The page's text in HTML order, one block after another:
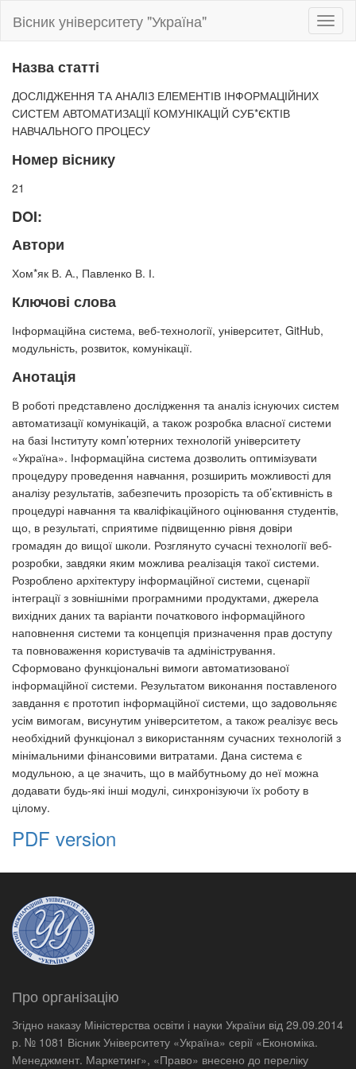
Вісник університету "Україна"
Назва статті
ДОСЛІДЖЕННЯ ТА АНАЛІЗ ЕЛЕМЕНТІВ ІНФОРМАЦІЙНИХ
СИСТЕМ АВТОМАТИЗАЦІЇ КОМУНІКАЦІЙ СУБ*ЄКТІВ
НАВЧАЛЬНОГО ПРОЦЕСУ
Номер віснику
21
DOI:
Автори
Хом*як В. А., Павленко В. І.
Ключові слова
Інформаційна система, веб-технології, університет, GitHub,
модульність, розвиток, комунікації.
Анотація
В роботі представлено дослідження та аналіз існуючих систем
автоматизації комунікацій, а також розробка власної системи
на базі Інституту комп’ютерних технологій університету
«Україна». Інформаційна система дозволить оптимізувати
процедуру проведення навчання, розширить можливості для
аналізу результатів, забезпечить прозорість та об’єктивність в
процедурі навчання та кваліфікаційного оцінювання студентів,
що, в результаті, сприятиме підвищенню рівня довіри
громадян до вищої школи. Розглянуто сучасні технології веб-
розробки, завдяки яким можлива реалізація такої системи.
Розроблено архітектуру інформаційної системи, сценарії
інтеграції з зовнішніми програмними продуктами, джерела
вихідних даних та варіанти початкового інформаційного
наповнення системи та концепція призначення прав доступу
та повноваження користувачів та адміністрування.
Сформовано функціональні вимоги автоматизованої
інформаційної системи. Результатом виконання поставленого
завдання є прототип інформаційної системи, що задовольняє
усім вимогам, висунутим університетом, а також реалізує весь
необхідний функціонал з використанням сучасних технологій з
мінімальними фінансовими витратами. Дана система є
модульною, а це значить, що в майбутньому до неї можна
додавати будь-які інші модулі, синхронізуючи їх роботу в
цілому.
PDF version
Про організацію
Згідно наказу Міністерства освіти і науки України від 29.09.2014
р. № 1081 Вісник Університету «Україна» серії «Економіка.
Менеджмент. Маркетинг», «Право» внесено до переліку